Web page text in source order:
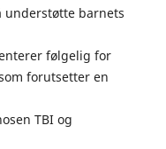
understøtte barnets
følgelig for
forutsetter en
TBI og